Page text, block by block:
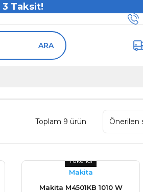
3 Taksit!
ARA
Toplam 9 ürün
Tükendi
Makita
Makita M4501KB 1010 W